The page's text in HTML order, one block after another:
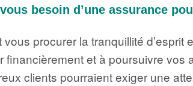
besoin d’une assurance
vous procurer la tranquillité
financièrement et à poursuivre
clients pourraient exiger une